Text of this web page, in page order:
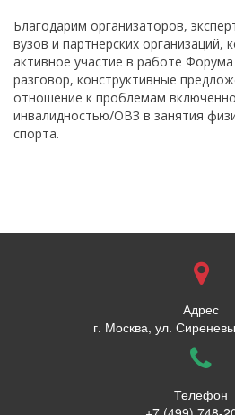
Благодарим организаторов,
вузов и партнерских организаций,
активное участие в работе
разговор, конструктивные
отношение к проблемам
инвалидностью/ОВЗ в занятия
спорта.
Адрес
г. Москва, ул.
Телефон